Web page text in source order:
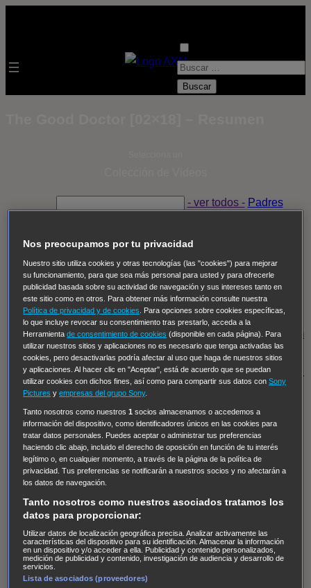
B
- ver todos - Padres
Despedida Salvaje Despedida Salvaje
Thomas, el ojo del FBI
Pan Am
Dawson crece
Insomnia El Guardián The Blacklist Cinco en familia
Hudson & Rex Diez libras y un sueño Mr Loverman
Regreso al futuro III NUEVE CUERPOS Los últimos
caballeros Tormenta infinita Sing Street Cobra Kai
Tom
y Lola High Country Los casos de Susan Ryeland:
Moonflower Murders Twisted Metal Mentes Criminales:
Evolution Terapia de Choque
Hailey Dean Without Sin: Libre de Culpa Morbius
NCIS: Nueva Orleans Pandora En fuera de juego
The Shield: Al margen de la ley Duplicated Preacher
The Killing Kind Intersecciones DOC Bite Club
Chicago Fire
de personas desaparecidas Mad Dogs La Sustituta
Ladrón de guante blanco
AXN Masters of Sex Three PinesAccused CarterAlice
Nevers Crossing Lines Einstein Sobrenatural Cómo
defender a un asesino
Nos preocupamos por tu privacidad
Nuestro sitio utiliza cookies y otras tecnologías (las "cookies") para mejorar
su funcionamiento, para que sea más personal para usted y para ofrecerle
publicidad basada sobre su actividad de navegación y sus intereses tanto en
este sitio como en otros. Para obtener más información consulte nuestra
Política de privacidad y de cookies
. Para opciones sobre cookies específicas,
lo que incluye revocar su consentimiento tras prestarlo, acceda a la
Herramientade consentimiento de cookies (disponible en cada página). Para
utilizar nuestros sitios y aplicaciones no es necesario que tenga activadas las
cookies, pero desactivarlas podría afectar al uso que haga de nuestros sitios
y aplicaciones. Al hacer clic en "Aceptar", está de acuerdo que se puedan
utilizar cookies con dichos fines, así como para compartir sus datos conSony
Pictures yempresas del grupo Sony.
Tanto nosotros como nuestros1 socios almacenamos o accedemos a
información del dispositivo, como identificadores únicos en las cookies para
tratar datos personales. Puedes aceptar o administrar tus preferencias
haciendo clic abajo, incluido el derecho de oposición en función de tu interés
legítimo o, en cualquier momento, a través de la página de la política de
privacidad. Tus preferencias se notificarán a nuestros socios y no afectarán a
los datos de navegación.
Tanto nosotros como nuestros asociados tratamos los
datos para proporcionar:
Utilizar datos de localización geográfica precisa. Analizar activamente las
características del dispositivo para su identificación. Almacenar la información
en un dispositivo y/o acceder a ella. Publicidad y contenido personalizados,
medición de publicidad y contenido, investigación de audiencia y desarrollo de
servicios.
Lista de asociados (proveedores)